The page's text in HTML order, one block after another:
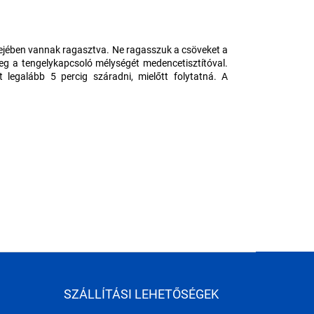
vannak ragasztva. Ne ragasszuk a csöveket a
a tengelykapcsoló mélységét medencetisztítóval.
legalább 5 percig száradni, mielőtt folytatná. A
SZÁLLÍTÁSI LEHETŐSÉGEK